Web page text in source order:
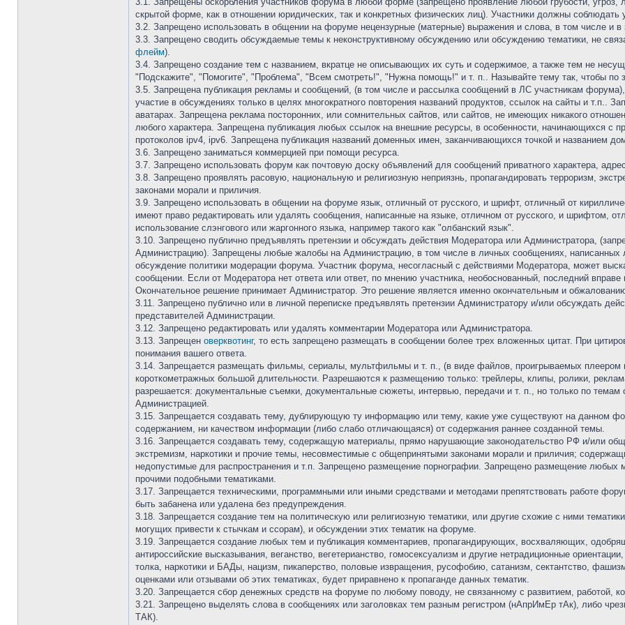
скрытой форме, как в отношении юридических, так и конкретных физических лиц). Участники должны
3.2. Запрещено использовать в общении на форуме нецензурные (матерные) выражения и слова, в том числе и
3.3. Запрещено сводить обсуждаемые темы к неконструктивному обсуждению или обсуждению тематики, не
флейм).
3.4. Запрещено создание тем с названием, вкратце не описывающих их суть и содержимое, а также тем не
"Подскажите", "Помогите", "Проблема", "Всем смотреть!", "Нужна помощь!" и т. п.. Называйте тему так, чтобы по
3.5. Запрещена публикация рекламы и сообщений, (в том числе и рассылка сообщений в ЛС участникам
участие в обсуждениях только в целях многократного повторения названий продуктов, ссылок на сайты и т.п..
аватарах. Запрещена реклама посторонних, или сомнительных сайтов, или сайтов, не имеющих никакого
любого характера. Запрещена публикация любых ссылок на внешние ресурсы, в особенности, начинающихся с
протоколов ipv4, ipv6. Запрещена публикация названий доменных имен, заканчивающихся точкой и названием
3.6. Запрещено заниматься коммерцией при помощи ресурса.
3.7. Запрещено использовать форум как почтовую доску объявлений для сообщений приватного характера,
3.8. Запрещено проявлять расовую, национальную и религиозную неприязнь, пропагандировать терроризм,
законами морали и приличия.
3.9. Запрещено использовать в общении на форуме язык, отличный от русского, и шрифт, отличный от
имеют право редактировать или удалять сообщения, написанные на языке, отличном от русского, и шрифтом,
использование слэнгового или жаргонного языка, например такого как "олбанский язык".
3.10. Запрещено публично предъявлять претензии и обсуждать действия Модератора или Администратора,
Администрацию). Запрещены любые жалобы на Администрацию, в том числе в личных сообщениях, написанных
обсуждение политики модерации форума. Участник форума, несогласный с действиями Модератора, может
сообщении. Если от Модератора нет ответа или ответ, по мнению участника, необоснованный, последний
Окончательное решение принимает Администратор. Это решение является именно окончательным и
3.11. Запрещено публично или в личной переписке предъявлять претензии Администратору и/или обсуждать
представителей Администрации.
3.12. Запрещено редактировать или удалять комментарии Модератора или Администратора.
3.13. Запрещен оверквотинг, то есть запрещено размещать в сообщении более трех вложенных цитат. При
понимания вашего ответа.
3.14. Запрещается размещать фильмы, сериалы, мультфильмы и т. п., (в виде файлов, проигрываемых плеером
короткометражных большой длительности. Разрешаются к размещению только: трейлеры, клипы, ролики,
разрешается: документальные съемки, документальные сюжеты, интервью, передачи и т. п., но только по темам
Администрацией.
3.15. Запрещается создавать тему, дублирующую ту информацию или тему, какие уже существуют на данном
содержанием, ни качеством информации (либо слабо отличающаяся) от содержания раннее созданной темы.
3.16. Запрещается создавать тему, содержащую материалы, прямо нарушающие законодательство РФ и/или
экстремизм, наркотики и прочие темы, несовместимые с общепринятыми законами морали и приличия;
недопустимые для распространения и т.п. Запрещено размещение порнографии. Запрещено размещение любых
прочими подобными тематиками.
3.17. Запрещается техническими, программными или иными средствами и методами препятствовать работе
быть забанена или удалена без предупреждения.
3.18. Запрещается создание тем на политическую или религиозную тематики, или другие схожие с ними
могущих привести к стычкам и ссорам), и обсуждении этих тематик на форуме.
3.19. Запрещается создание любых тем и публикация комментариев, пропагандирующих, восхваляющих,
антироссийские высказывания, веганство, вегетерианство, гомосексуализм и другие нетрадиционные
толка, наркотики и БАДы, нацизм, пикаперство, половые извращения, русофобию, сатанизм, сектантство,
оценками или отзывами об этих тематиках, будет приравнено к пропаганде данных тематик.
3.20. Запрещается сбор денежных средств на форуме по любому поводу, не связанному с развитием, работой,
3.21. Запрещено выделять слова в сообщениях или заголовках тем разным регистром (нАпрИмЕр тАк), либо
ТАК).